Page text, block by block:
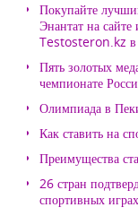
Покупайте
Энантат на
Testosteron.kz в
Пять золотых
чемпионате
Олимпиада в
Как ставить на
Преимущества
26 стран
спортивных